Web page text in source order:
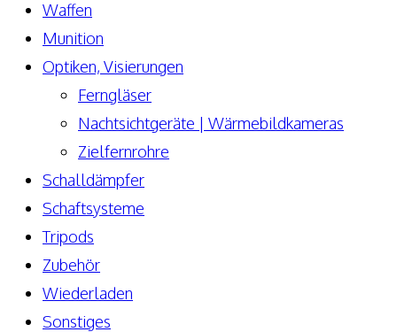
Waffen
Munition
Optiken, Visierungen
Ferngläser
Nachtsichtgeräte | Wärmebildkameras
Zielfernrohre
Schalldämpfer
Schaftsysteme
Tripods
Zubehör
Wiederladen
Sonstiges